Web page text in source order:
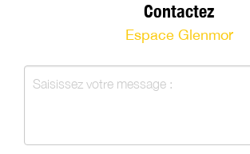
Contactez
Espace Glenmor